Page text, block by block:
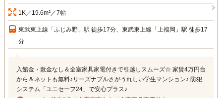
1K／19.6m²／7帖
東武東上線「ふじみ野」駅 徒歩17分、東武東上線「上福岡」駅 徒歩17
分
入館金・敷金なし＆全室家具家電付きで引越しスムーズ☆ 家賃4万円台
から＆ネットも無料♪リーズナブルさがうれしい学生マンション♪ 防犯
システム「ユニセーフ24」で安心プラス♪